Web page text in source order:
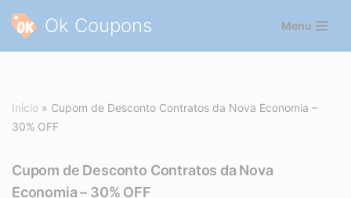
Pular
Ok Coupons Menu
Início » Cupom de Desconto Contratos da Nova Economia –
30% OFF
Cupom de Desconto Contratos da Nova
Economia – 30% OFF